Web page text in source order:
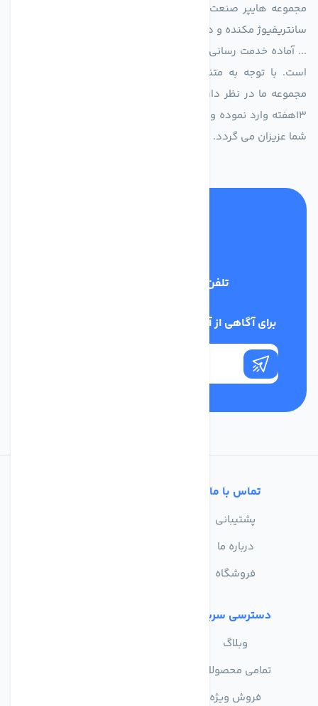
مجموعه هایپر صنعت ایران در امر تولید و واردات انواع فن های
سانتریفیوژ مکنده و دمنده آکسیال، سقفی، بین کانالی، مرغداری و
... آماده خدمت رسانی به شرکت های تولیدی، صنعتی و ساختمانی
است. با توجه به متنوع بودن فن های تولیدی کمپانی اروپایی
مجموعه ما در نظر دارد کالاهای تخصصی شما عزیزان رو در صرف
13هفته وارد نموده و این عمر باعث صرفه جویی در هزینه و زمان
شما عزیزان می گردد.
تلفن پشتیبانی
برای آگاهی از آخرین اخبار در خبرنامه ما عضو شوید
تماس با ما
پشتیبانی
درباره ما
فروشگاه
دسترسی سریع
وبلاگ
تمامی محصولات
فروش ویژه